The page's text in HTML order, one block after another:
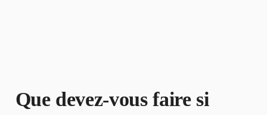
Que devez-vous faire si